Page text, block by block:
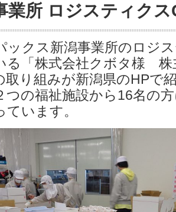
業所 ロジスティクス
ックス新潟事業所のロジ
る「株式会社クボタ様
取り組みが新潟県のHPで
つの福祉施設から16名の
ています。